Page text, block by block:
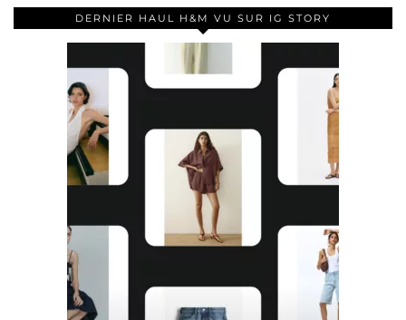
DERNIER HAUL H&M VU SUR IG STORY